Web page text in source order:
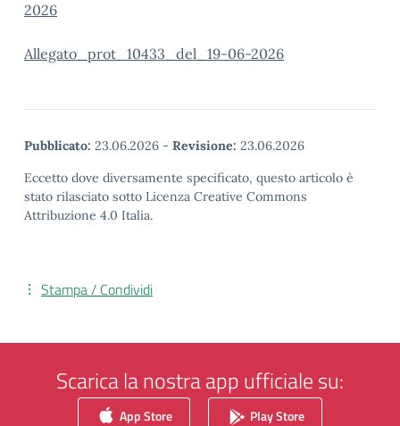
2026
Allegato_prot_10433_del_19-06-2026
Pubblicato: 23.06.2026 - Revisione: 23.06.2026
Eccetto dove diversamente specificato, questo articolo è
stato rilasciato sotto Licenza Creative Commons
Attribuzione 4.0 Italia.
Stampa / Condividi
Scarica la nostra app ufficiale su:
App Store Play Store